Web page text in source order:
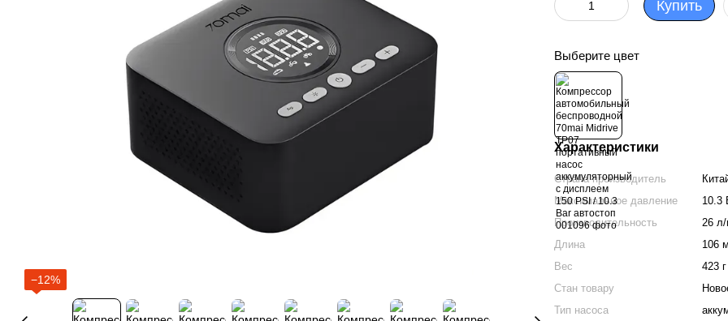
−12%
Купить
Выберите цвет
Характеристики
Страна производитель
Максимальное давление
10.3
Производительность
26
Длина
106
Вес
423 г
Стан товару
Тип насоса